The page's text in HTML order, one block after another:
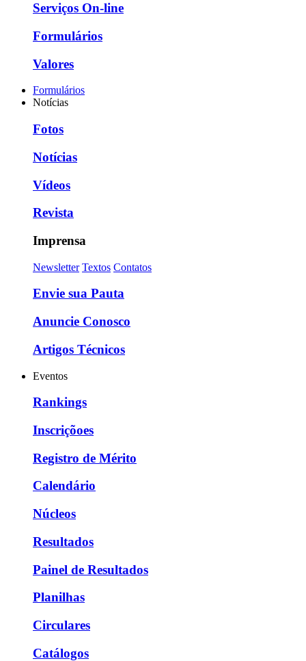
Serviços On-line
Formulários
Valores
Formulários
Notícias
Fotos
Notícias
Vídeos
Revista
Imprensa
Newsletter Textos Contatos
Envie sua Pauta
Anuncie Conosco
Artigos Técnicos
Eventos
Rankings
Inscriçõoes
Registro de Mérito
Calendário
Núcleos
Resultados
Painel de Resultados
Planilhas
Circulares
Catálogos